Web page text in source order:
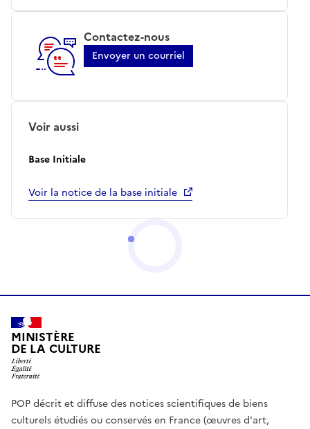
Contactez-nous
Envoyer un courriel
Voir aussi
Base Initiale
Voir la notice de la base initiale
MINISTÈRE
DE LA CULTURE
POP décrit et diffuse des notices scientifiques de biens
culturels étudiés ou conservés en France (œuvres d'art,